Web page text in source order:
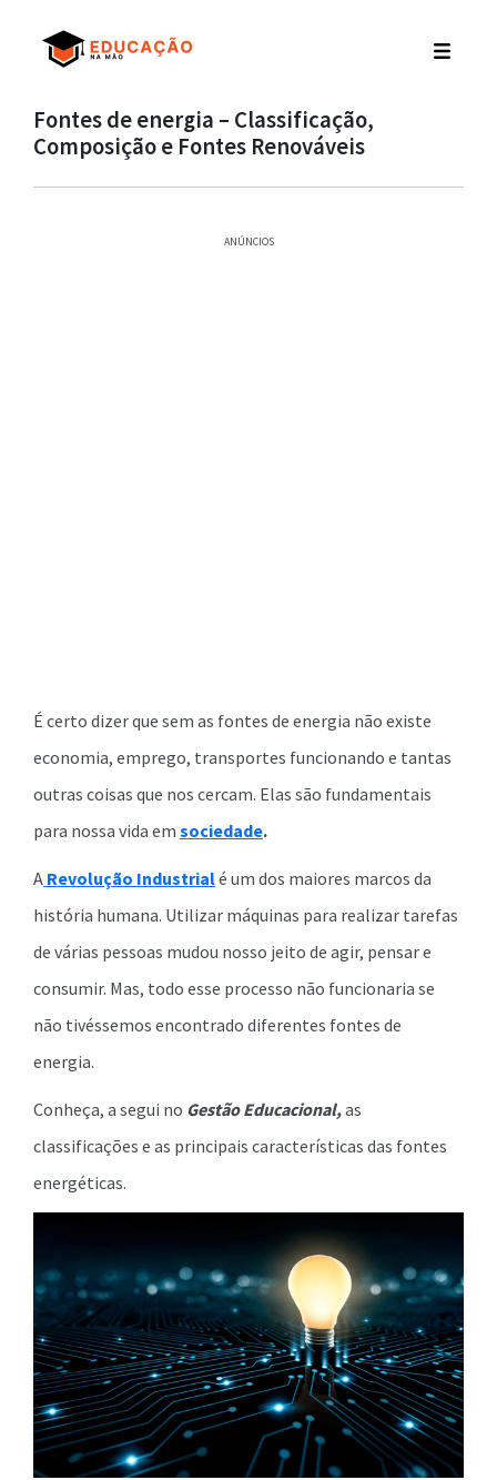
Fontes de energia – Classificação,
Composição e Fontes Renováveis
ANÚNCIOS
É certo dizer que sem as fontes de energia não existe
economia, emprego, transportes funcionando e tantas
outras coisas que nos cercam. Elas são fundamentais
para nossa vida em sociedade.
A Revolução Industrialé um dos maiores marcos da
história humana. Utilizar máquinas para realizar tarefas
de várias pessoas mudou nosso jeito de agir, pensar e
consumir. Mas, todo esse processo não funcionaria se
não tivéssemos encontrado diferentes fontes de
energia.
Conheça, a segui no Gestão Educacional,as
classificações e as principais características das fontes
energéticas.